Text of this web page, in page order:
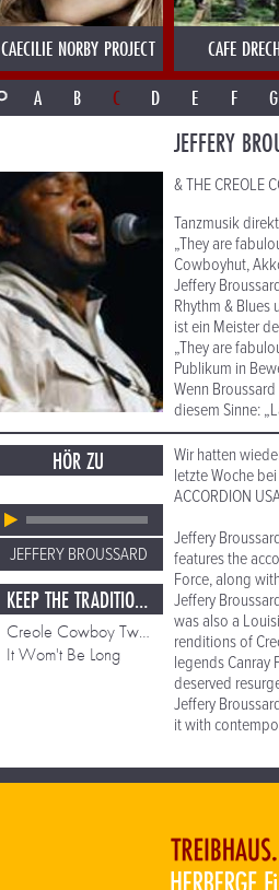
CAECILIE NORBY PROJECT CAFE
A
B C D E F G
JEFFERY
& THE CREOLE
Tanzmusik
„They are
Cowboyhut,
Jeffery
Rhythm &
ist ein Meister
„They are
Publikum in
Wenn
diesem Sinne:
HÖR ZU
JEFFERY BROUSSARD
KEEP THE TRADITION ALIVE
Creole Cowboy Two Step
It Wom't Be Long
Wir hatten
letzte Woche
ACCORDION
Jeffery
features the
Force, along
Jeffery
was also a
renditions of
legends Canray
deserved
Jeffery
it with